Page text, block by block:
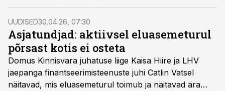
objektide valmimisel.
UUDISED30.04.26, 07:30
Asjatundjad: aktiivsel eluasemeturul
põrsast kotis ei osteta
Domus Kinnisvara juhatuse liige Kaisa Hiire ja LHV
jaepanga finantseerimisteenuste juhi Catlin Vatsel
näitavad, mis eluasemeturul toimub ja näitavad ära